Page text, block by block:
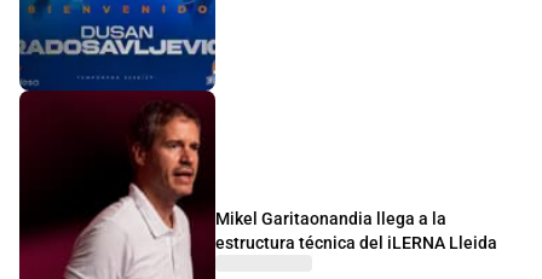
Mikel Garitaonandia llega a la
estructura técnica del iLERNA Lleida